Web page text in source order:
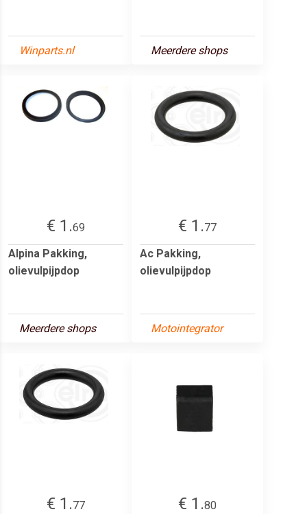
Winparts.nl Meerdere shops
€ 1.69
Alpina Pakking,
olievulpijpdop
Meerdere shops
€ 1.77
Ac Pakking,
olievulpijpdop
Motointegrator
€ 1.77
€ 1.80